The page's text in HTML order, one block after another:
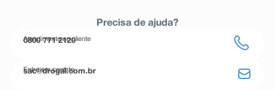
Precisa de ajuda?
Atendimento ao cliente
0800 771 2120
Entre em contato
sac@drogal.com.br